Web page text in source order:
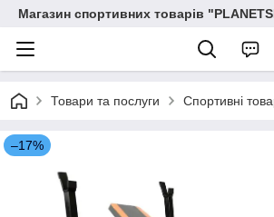
Магазин спортивних товарів
Товари та послуги Спортивні
–17%